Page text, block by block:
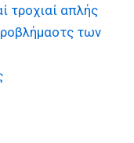
τροχιαί απλής
των